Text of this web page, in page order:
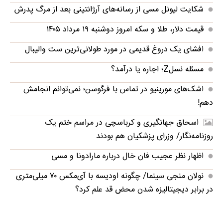
شکایت لیونل مسی از رسانه‌های آرژانتینی بعد از مرگ پدرش
قیمت دلار، طلا و سکه امروز دوشنبه ۱۹ مرداد ۱۴۰۵
افشای یک دروغ قدیمی در مورد طولانی‌ترین ست والیبال
مسئله نسلZ؛ اجاره یا درآمد؟
اشک‌های مورینیو در تماس با فرگوسن؛ نمی‌توانم انجامش
دهم!
اسحاق جهانگیری و کرباسچی در مراسم ختم یک
روزنامه‌نگار/ وزرای پزشکیان هم بودند
اظهار نظر عجیب فان خال درباره مارادونا و مسی
نولان منجی سینما/ چگونه اودیسه با آی‌مکس ۷۰ میلی‌متری
در برابر دیجیتالیزه شدن محض قد علم کرد؟